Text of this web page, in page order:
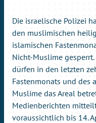
Die israelische Polizei
den muslimischen
islamischen
Nicht-Muslime
dürfen in den letzten
Fastenmonats und des
Muslime das Areal
Medienberichten
voraussichtlich bis 14.